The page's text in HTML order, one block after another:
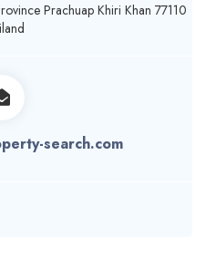
Prachuap Khiri Khan 77110
search.com